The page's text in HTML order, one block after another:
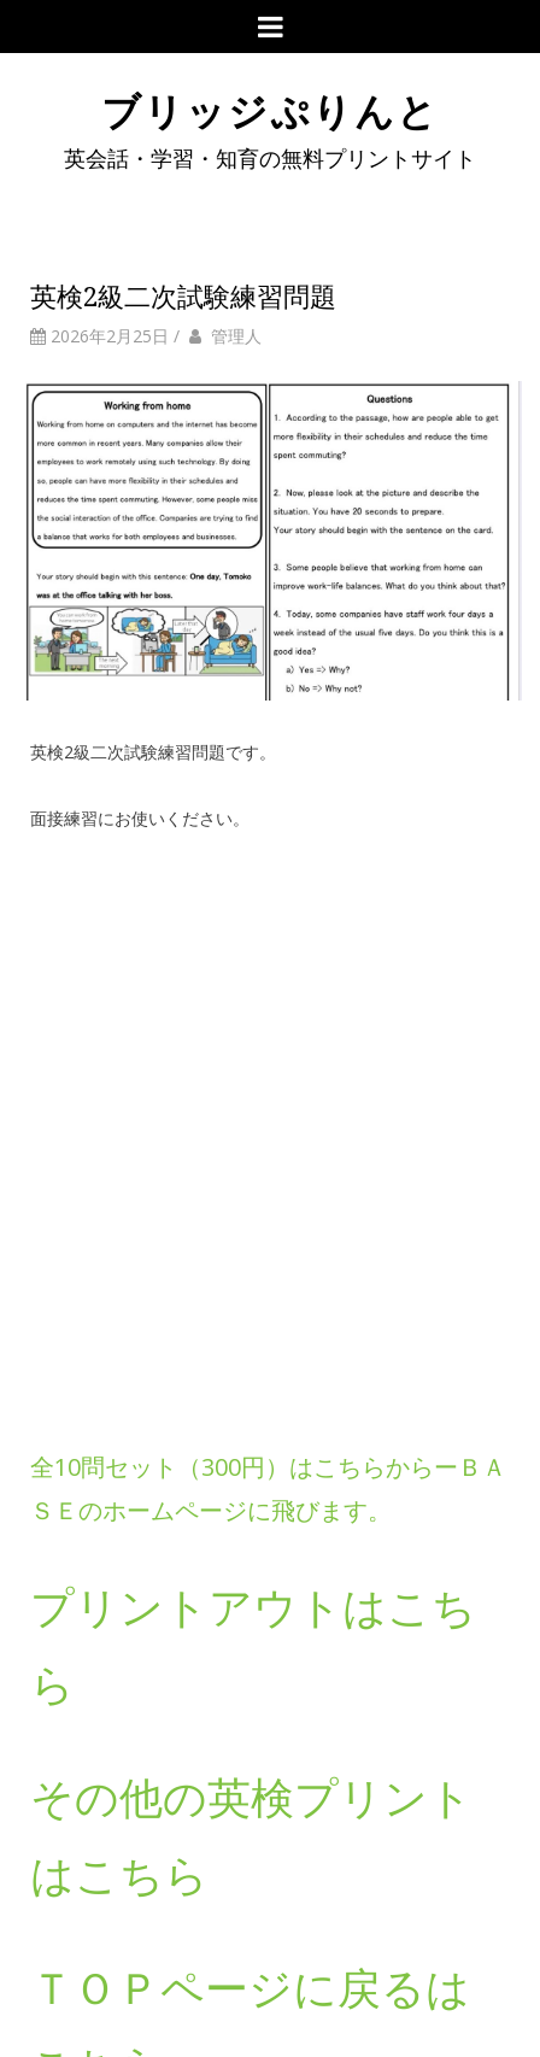
ブリッジぷりんと
英会話・学習・知育の無料プリントサイト
英検2級二次試験練習問題
2026年2月25日 / 管理人
英検2級二次試験練習問題です。
面接練習にお使いください。
全10問セット（300円）はこちらからーＢＡ
ＳＥのホームページに飛びます。
プリントアウトはこち
ら
その他の英検プリント
はこちら
ＴＯＰページに戻るは